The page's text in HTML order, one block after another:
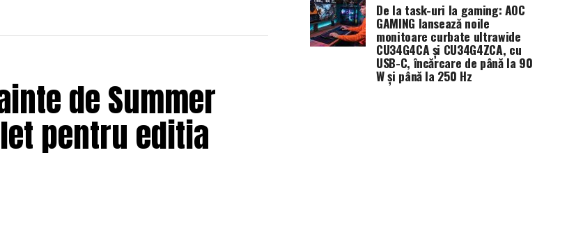
de Summer
pentru editia
De la task-uri la gaming: AOC
GAMING lansează noile
monitoare curbate ultrawide
CU34G4CA și CU34G4ZCA, cu
USB-C, încărcare de până la 90
W și până la 250 Hz